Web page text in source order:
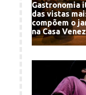
Gastronomia
das vistas
compõem o
na Casa